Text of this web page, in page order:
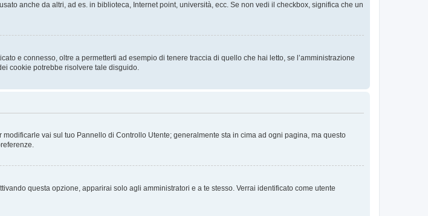
anche da altri, ad es. in biblioteca, Internet point, università, ecc. Se non vedi il checkbox, significa che un
e connesso, oltre a permetterti ad esempio di tenere traccia di quello che hai letto, se l’amministrazione
cookie potrebbe risolvere tale disguido.
vai sul tuo Pannello di Controllo Utente; generalmente sta in cima ad ogni pagina, ma questo
questa opzione, apparirai solo agli amministratori e a te stesso. Verrai identificato come utente